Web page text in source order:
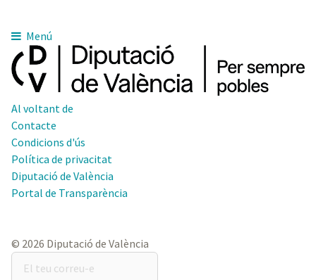
Menú
Al voltant de
Contacte
Condicions d'ús
Política de privacitat
Diputació de València
Portal de Transparència
© 2026 Diputació de València
teu